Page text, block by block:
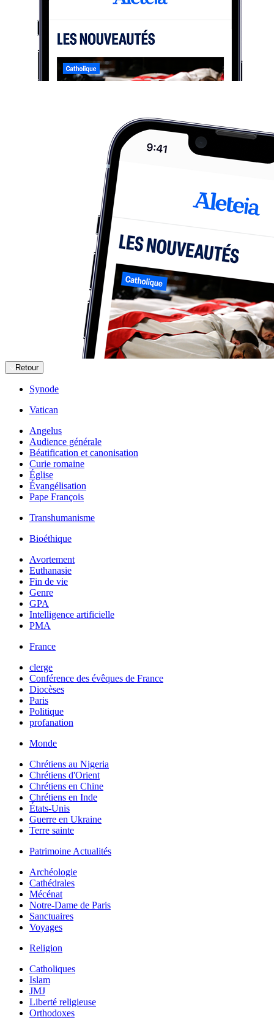
Retour
Synode
Vatican
Angelus
Audience générale
Béatification et canonisation
Curie romaine
Église
Évangélisation
Pape François
Transhumanisme
Bioéthique
Avortement
Euthanasie
Fin de vie
Genre
GPA
Intelligence artificielle
PMA
France
clerge
Conférence des évêques de France
Diocèses
Paris
Politique
profanation
Monde
Chrétiens au Nigeria
Chrétiens d'Orient
Chrétiens en Chine
Chrétiens en Inde
États-Unis
Guerre en Ukraine
Terre sainte
Patrimoine Actualités
Archéologie
Cathédrales
Mécénat
Notre-Dame de Paris
Sanctuaires
Voyages
Religion
Catholiques
Islam
JMJ
Liberté religieuse
Orthodoxes